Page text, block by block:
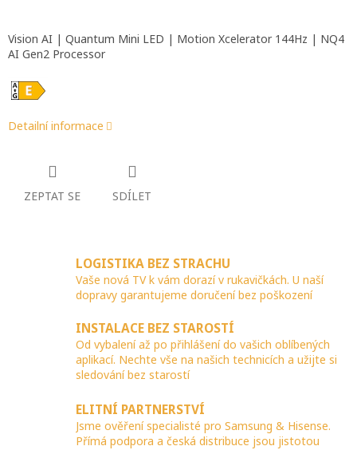
Vision AI | Quantum Mini LED | Motion Xcelerator 144Hz | NQ4
AI Gen2 Processor
Detailní informace
ZEPTAT SE SDÍLET
LOGISTIKA BEZ STRACHU
Vaše nová TV k vám dorazí v rukavičkách. U naší
dopravy garantujeme doručení bez poškození
INSTALACE BEZ STAROSTÍ
Od vybalení až po přihlášení do vašich oblíbených
aplikací. Nechte vše na našich technicích a užijte si
sledování bez starostí
ELITNÍ PARTNERSTVÍ
Jsme ověření specialisté pro Samsung & Hisense.
Přímá podpora a česká distribuce jsou jistotou